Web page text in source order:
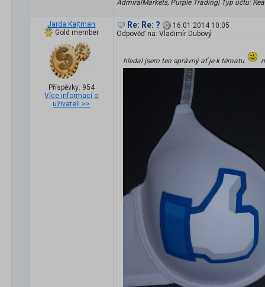
AdmiralMarkets, Purple Trading| Typ účtu:
Jarda Kajtman
Gold member
Příspěvky: 954
Více informací o
uživateli >>
Re: Re: ?
16.01.2014 10:05
Odpověď na: Vladimír Dubový
hledal jsem ten správný ať je k tématu